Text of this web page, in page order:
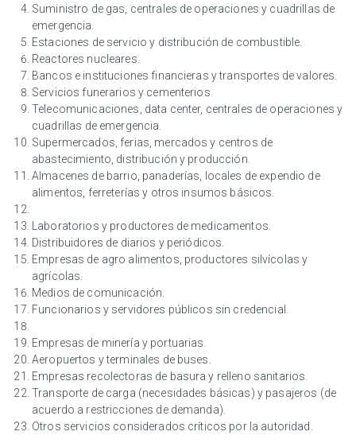
Suministro de gas, centrales de operaciones y cuadrillas de
emergencia.
Estaciones de servicio y distribución de combustible.
Reactores nucleares.
Bancos e instituciones financieras y transportes de valores.
Servicios funerarios y cementerios.
Telecomunicaciones, data center, centrales de operaciones y
cuadrillas de emergencia.
Supermercados, ferias, mercados y centros de
abastecimiento, distribución y producción.
Almacenes de barrio, panaderías, locales de expendio de
alimentos, ferreterías y otros insumos básicos.
Laboratorios y productores de medicamentos.
Distribuidores de diarios y periódicos.
Empresas de agro alimentos, productores silvícolas y
agrícolas.
Medios de comunicación.
Funcionarios y servidores públicos sin credencial.
Empresas de minería y portuarias.
Aeropuertos y terminales de buses.
Empresas recolectoras de basura y relleno sanitarios.
Transporte de carga (necesidades básicas) y pasajeros (de
acuerdo a restricciones de demanda).
Otros servicios considerados críticos por la autoridad.